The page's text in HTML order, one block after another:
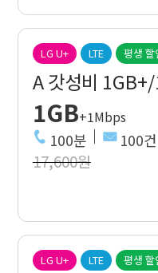
LG U+ LTE 평생 할
A 갓성비
1GB+1Mbps
100분 100건
17,600원
LG U+ LTE 평생 할